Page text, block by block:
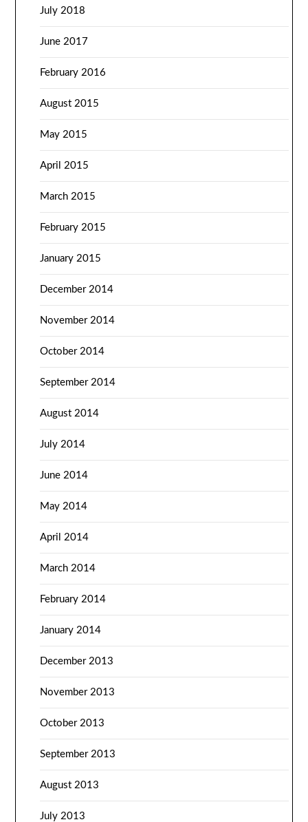
July 2018
June 2017
February 2016
August 2015
May 2015
April 2015
March 2015
February 2015
January 2015
December 2014
November 2014
October 2014
September 2014
August 2014
July 2014
June 2014
May 2014
April 2014
March 2014
February 2014
January 2014
December 2013
November 2013
October 2013
September 2013
August 2013
July 2013